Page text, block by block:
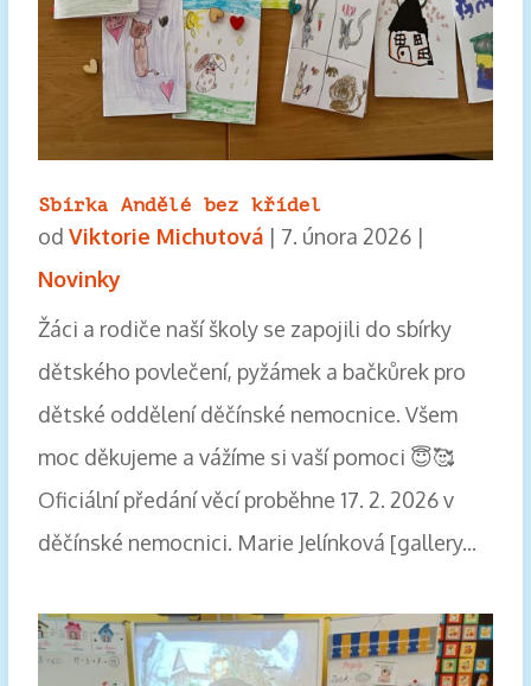
Sbírka Andělé bez křídel
od Viktorie Michutová| 7. února 2026|
Novinky
Žáci a rodiče naší školy se zapojili do sbírky
dětského povlečení, pyžámek a bačkůrek pro
dětské oddělení děčínské nemocnice. Všem
moc děkujeme a vážíme si vaší pomoci 😇🥰
Oficiální předání věcí proběhne 17. 2. 2026 v
děčínské nemocnici. Marie Jelínková [gallery...